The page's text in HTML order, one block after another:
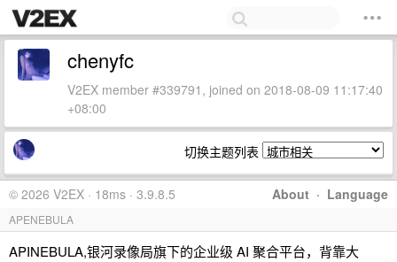
chenyfc
V2EX member #339791, joined on 2018-08-09 11:17:40
+08:00
切换主题列表
About · Language
© 2026 V2EX · 18ms · 3.9.8.5
APENEBULA
APINEBULA,银河录像局旗下的企业级 AI 聚合平台，背靠大